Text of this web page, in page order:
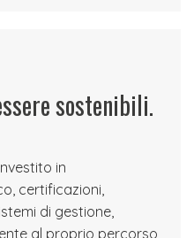
sostenibili.
in
certificazioni,
di gestione,
al proprio percorso